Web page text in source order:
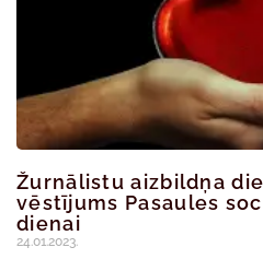
Žurnālistu aizbildņa
vēstījums Pasaules
dienai
24.01.2023.